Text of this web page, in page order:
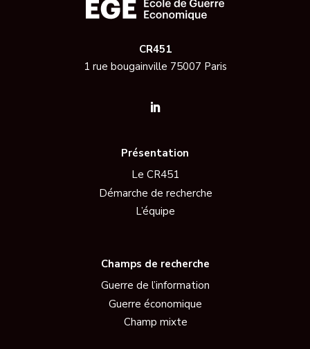
CR451
1 rue bougainville 75007 Paris
Présentation
Le CR451
Démarche de recherche
L’équipe
Champs de recherche
Guerre de l’information
Guerre économique
Champ mixte